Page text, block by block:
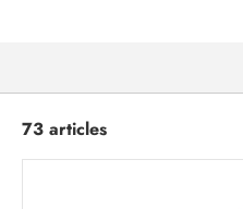
73 articles